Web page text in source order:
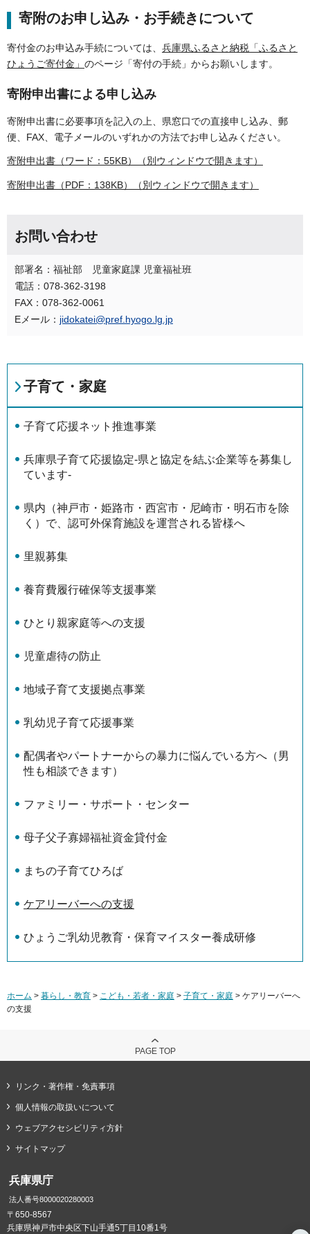
寄附のお申し込み・お手続きについて
寄付金のお申込み手続については、 兵庫県ふるさと納税「ふるさと
ひょうご寄付金」 のページ「寄付の手続」からお願いします。
寄附申出書による申し込み
寄附申出書に必要事項を記入の上、県窓口での直接申し込み、郵
便、FAX、電子メールのいずれかの方法でお申し込みください。
寄附申出書（ワード：55KB）（別ウィンドウで開きます）
寄附申出書（PDF：138KB）（別ウィンドウで開きます）
お問い合わせ
部署名：福祉部 児童家庭課 児童福祉班
電話：078-362-3198
FAX：078-362-0061
Eメール： jidokatei@pref.hyogo.lg.jp
子育て・家庭
子育て応援ネット推進事業
兵庫県子育て応援協定-県と協定を結ぶ企業等を募集し
ています-
県内（神戸市・姫路市・西宮市・尼崎市・明石市を除
く）で、認可外保育施設を運営される皆様へ
里親募集
養育費履行確保等支援事業
ひとり親家庭等への支援
児童虐待の防止
地域子育て支援拠点事業
乳幼児子育て応援事業
配偶者やパートナーからの暴力に悩んでいる方へ（男
性も相談できます）
ファミリー・サポート・センター
母子父子寡婦福祉資金貸付金
まちの子育てひろば
ケアリーバーへの支援
ひょうご乳幼児教育・保育マイスター養成研修
ホーム > 暮らし・教育 > こども・若者・家庭 > 子育て・家庭 > ケアリーバーへ
の支援
PAGE TOP
リンク・著作権・免責事項
個人情報の取扱いについて
ウェブアクセシビリティ方針
サイトマップ
兵庫県庁
法人番号8000020280003
〒650-8567
兵庫県神戸市中央区下山手通5丁目10番1号